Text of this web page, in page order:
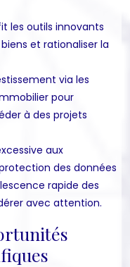
les outils innovants
et rationaliser la
via les
pour
à des projets
aux
des données
rapide des
avec attention.